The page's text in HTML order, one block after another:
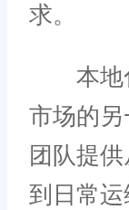
求。
本地化
市场的
团队提
到日常